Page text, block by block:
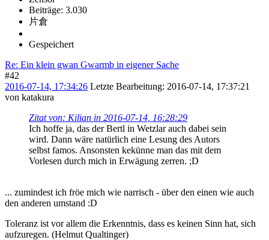
Beiträge: 3.030
片倉
Gespeichert
Re: Ein klein gwan Gwarmb in eigener Sache
#42
2016-07-14, 17:34:26 Letzte Bearbeitung: 2016-07-14, 17:37:21
von katakura
Zitat von: Kilian in 2016-07-14, 16:28:29
Ich hoffe ja, das der Bertl in Wetzlar auch dabei sein
wird. Dann wäre natürlich eine Lesung des Autors
selbst famos. Ansonsten kekünne man das mit dem
Vorlesen durch mich in Erwägung zerren. ;D
... zumindest ich fröe mich wie narrisch - über den einen wie auch
den anderen umstand :D
Toleranz ist vor allem die Erkenntnis, dass es keinen Sinn hat, sich
aufzuregen. (Helmut Qualtinger)